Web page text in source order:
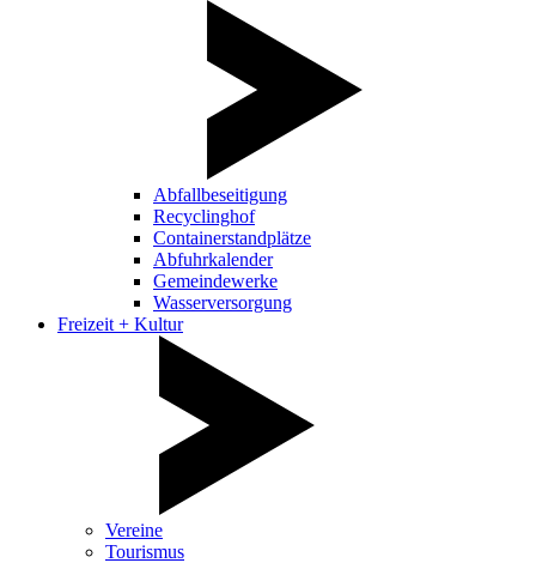
Abfallbeseitigung
Recyclinghof
Containerstandplätze
Abfuhrkalender
Gemeindewerke
Wasserversorgung
Freizeit + Kultur
Vereine
Tourismus